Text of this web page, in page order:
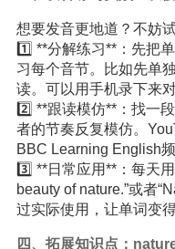
想要发音更地道？不妨
1️⃣ **分解练习**：先把
习每个音节。比如先单
读。可以用手机录下来
2️⃣ **跟读模仿**：找一
者的节奏反复模仿。
BBC Learning English
3️⃣ **日常应用**：每天
beauty of nature.”或者
过实际使用，让单词变
四、拓展知识点：